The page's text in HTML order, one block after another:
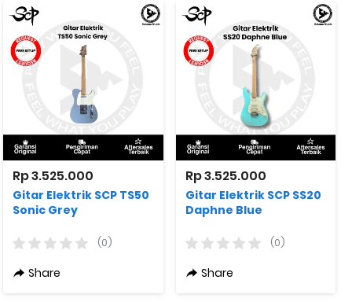
Rp 3.525.000
Gitar Elektrik SCP TS50
Sonic Grey
(0)
Share
Rp 3.525.000
Gitar Elektrik SCP SS20
Daphne Blue
(0)
Share